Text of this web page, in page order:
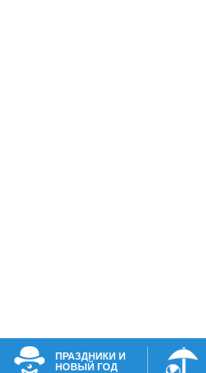
ПРАЗДНИКИ И
НОВЫЙ ГОД